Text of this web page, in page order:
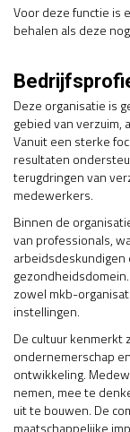
Voor deze functie is
behalen als deze
Deze organisatie is
gebied van verzuim,
Vanuit een sterke
resultaten
terugdringen van
medewerkers.
Binnen de
van professionals,
zowel mkb-
instellingen.
De cultuur kenmerkt
ondernemerschap
ontwikkeling.
nemen, mee te
uit te bouwen. De
maatschappelijke